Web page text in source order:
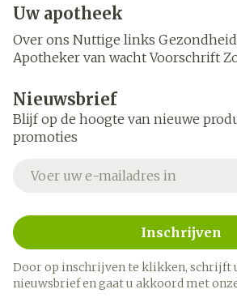
Uw apotheek
Over ons Nuttige links
Apotheker van wacht Voorschrift
Nieuwsbrief
Blijf op de hoogte van nieuwe
promoties
Inschrijven
Door op inschrijven te klikken, schrijft
nieuwsbrief en gaat u akkoord met